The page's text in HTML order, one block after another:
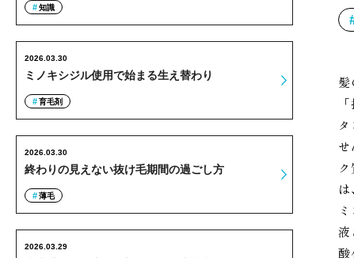
液
酸
知識
ミノキシジル使用で始まる生え替わり
2026.03.30
育毛剤
終わりの見えない抜け毛期間の過ごし方
2026.03.30
薄毛
2026.03.29